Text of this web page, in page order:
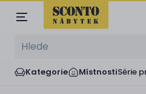
Kategorie MístnostiSérie